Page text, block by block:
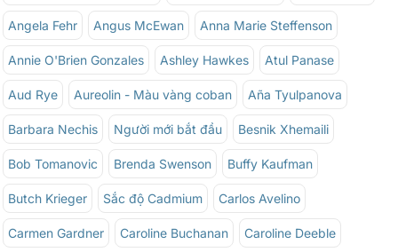
Angela Fehr Angus McEwan Anna Marie Steffenson
Annie O'Brien Gonzales Ashley Hawkes Atul Panase
Aud Rye Aureolin - Màu vàng coban Aña Tyulpanova
Barbara Nechis Người mới bắt đầu Besnik Xhemaili
Bob Tomanovic Brenda Swenson Buffy Kaufman
Butch Krieger Sắc độ Cadmium Carlos Avelino
Carmen Gardner Caroline Buchanan Caroline Deeble